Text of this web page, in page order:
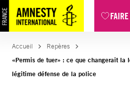
Aller
au
contenu
Accueil
Repères
«Permis de tuer» : ce que changerait la
légitime défense de la police